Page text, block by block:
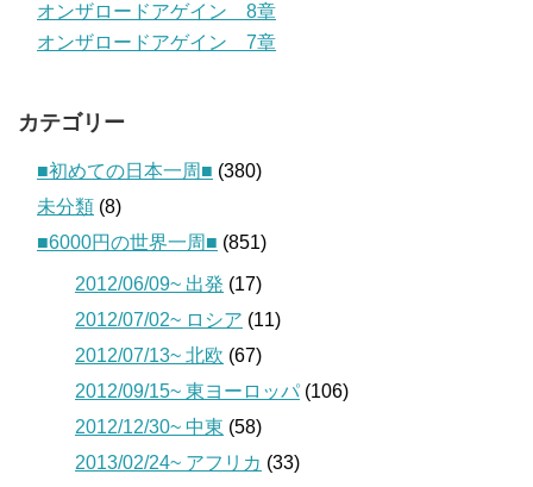
オンザロードアゲイン 8章
オンザロードアゲイン 7章
カテゴリー
■初めての日本一周■ (380)
未分類 (8)
■6000円の世界一周■ (851)
2012/06/09~ 出発 (17)
2012/07/02~ ロシア (11)
2012/07/13~ 北欧 (67)
2012/09/15~ 東ヨーロッパ (106)
2012/12/30~ 中東 (58)
2013/02/24~ アフリカ (33)